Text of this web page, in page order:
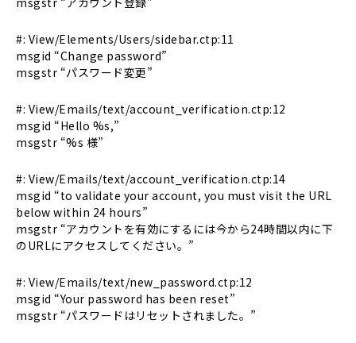
#: View/Elements/Users/sidebar.ctp:11
msgid “Change password”
msgstr “パスワード変更”
#: View/Emails/text/account_verification.ctp:12
msgid “Hello %s,”
msgstr “%s 様”
#: View/Emails/text/account_verification.ctp:14
msgid “to validate your account, you must visit the URL
below within 24 hours”
msgstr “アカウントを有効にするには今から24時間以内に下
のURLにアクセスしてください。”
#: View/Emails/text/new_password.ctp:12
msgid “Your password has been reset”
msgstr “パスワードはリセットされました。”